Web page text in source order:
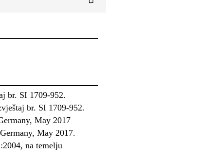
br. SI 1709-952.
br. SI 1709-952.
May 2017
May 2017.
na temelju